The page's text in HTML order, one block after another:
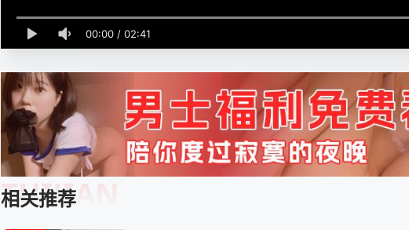
00:00 / 02:41
相关推荐
TUIJIAN